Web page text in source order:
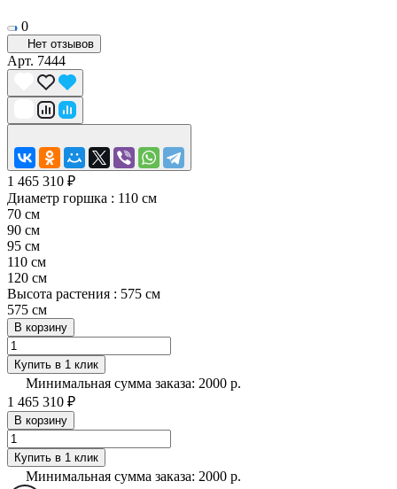
0
Нет отзывов
Арт. 7444
1 465 310 ₽
Диаметр горшка : 110 см
70 см
90 см
95 см
110 см
120 см
Высота растения : 575 см
575 см
В корзину
Купить в 1 клик
Минимальная сумма заказа: 2000 р.
1 465 310 ₽
В корзину
Купить в 1 клик
Минимальная сумма заказа: 2000 р.